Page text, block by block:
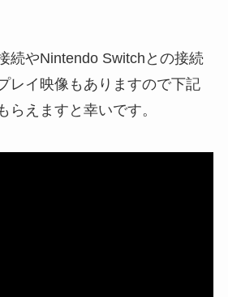
続やNintendo Switchとの接続
レイ映像もありますので下記
らえますと幸いです。